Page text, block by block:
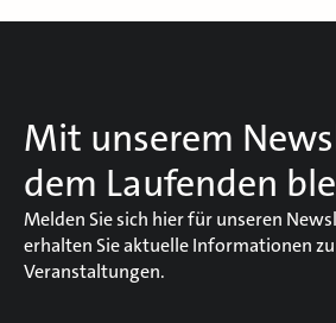
Mit unserem
dem Laufenden
Melden Sie sich hier für unseren
erhalten Sie aktuelle Informationen
Veranstaltungen.